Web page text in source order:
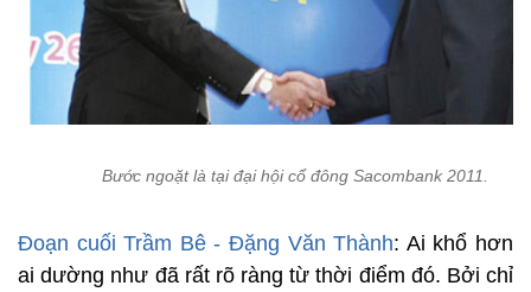
Bước ngoặt là tại đại hội cổ đông Sacombank 2011.
Đoạn cuối Trầm Bê - Đặng Văn Thành: Ai khổ hơn
ai dường như đã rất rõ ràng từ thời điểm đó. Bởi chỉ